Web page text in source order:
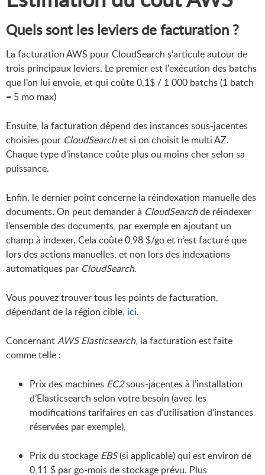
Quels sont les leviers de facturation ?
La facturation AWS pour CloudSearch s’articule autour de
trois principaux leviers. Le premier est l'exécution des batchs
que l’on lui envoie, et qui coûte 0,1$ / 1 000 batchs (1 batch
= 5 mo max)
Ensuite, la facturation dépend des instances sous-jacentes
choisies pour CloudSearchet si on choisit le multi AZ.
Chaque type d’instance coûte plus ou moins cher selon sa
puissance.
Enfin, le dernier point concerne la réindexation manuelle des
documents. On peut demander à CloudSearchde réindexer
l’ensemble des documents, par exemple en ajoutant un
champ à indexer. Cela coûte 0,98 $/go et n’est facturé que
lors des actions manuelles, et non lors des indexations
automatiques par CloudSearch.
Vous pouvez trouver tous les points de facturation,
dépendant de la région cible, ici.
ConcernantAWS Elasticsearch, la facturation est faite
comme telle :
Prix des machines EC2sous-jacentes à l’installation
d’Elasticsearch selon votre besoin (avec les
modifications tarifaires en cas d’utilisation d’instances
réservées par exemple),
Prix du stockage EBS(si applicable) qui est environ de
0,11 $ par go-mois de stockage prévu. Plus